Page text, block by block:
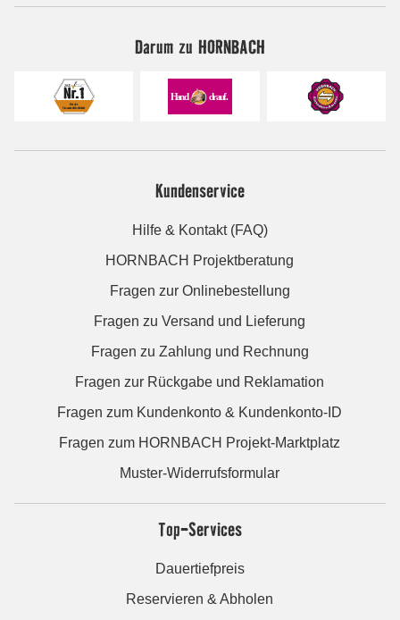
Darum zu HORNBACH
Kundenservice
Hilfe & Kontakt (FAQ)
HORNBACH Projektberatung
Fragen zur Onlinebestellung
Fragen zu Versand und Lieferung
Fragen zu Zahlung und Rechnung
Fragen zur Rückgabe und Reklamation
Fragen zum Kundenkonto & Kundenkonto-ID
Fragen zum HORNBACH Projekt-Marktplatz
Muster-Widerrufsformular
Top-Services
Dauertiefpreis
Reservieren & Abholen